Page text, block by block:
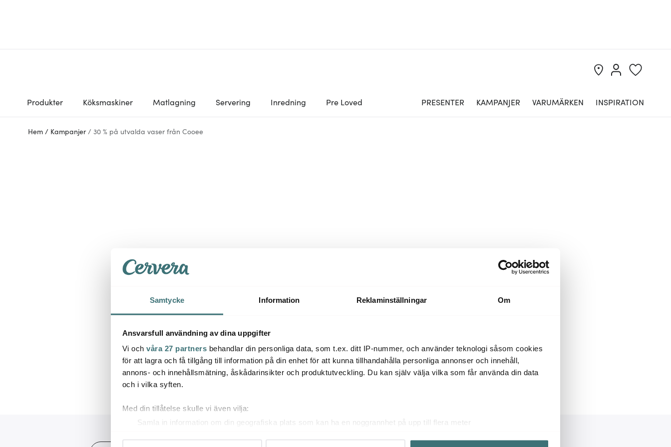
Samtycke Information Reklaminställningar Om
Ansvarsfull användning av dina uppgifter
Vi och våra 27 partners behandlar din personliga data, som t.ex. ditt IP-nummer, och använder teknologi såsom cookies
för att lagra och få tillgång till information på din enhet för att kunna tillhandahålla personliga annonser och innehåll,
annons- och innehållsmätning, åskådarinsikter och produktutveckling. Du kan själv välja vilka som får använda din data
och i vilka syften.
Med din tillåtelse skulle vi även vilja:
Samla in information om din geografiska plats som kan ha en noggrannhet på upp till flera meter
Produkter Köksmaskiner Matlagning Servering Inredning Pre Loved PRESENTER KAMPANJER VARUMÄRKEN INSPIRATION
Hem / Kampanjer / 30 % på utvalda vaser från Cooee
Avslutad kampanj. Se våraaktuella kampanjer här.